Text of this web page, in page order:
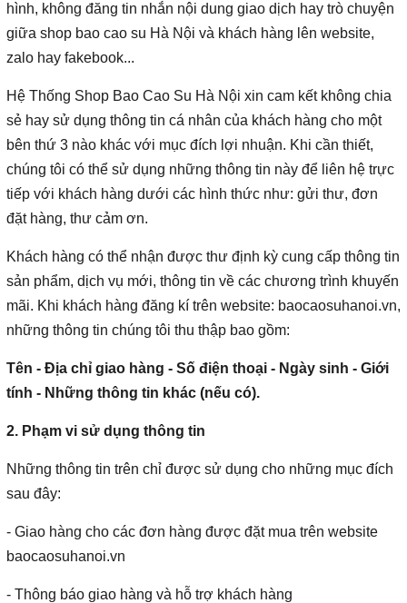
hình, không đăng tin nhắn nội dung giao dịch hay trò chuyện
giữa shop bao cao su Hà Nội và khách hàng lên website,
zalo hay fakebook...
Hệ Thống Shop Bao Cao Su Hà Nội xin cam kết không chia
sẻ hay sử dụng thông tin cá nhân của khách hàng cho một
bên thứ 3 nào khác với mục đích lợi nhuận. Khi cần thiết,
chúng tôi có thể sử dụng những thông tin này để liên hệ trực
tiếp với khách hàng dưới các hình thức như: gửi thư, đơn
đặt hàng, thư cảm ơn.
Khách hàng có thể nhận được thư định kỳ cung cấp thông tin
sản phẩm, dịch vụ mới, thông tin về các chương trình khuyến
mãi. Khi khách hàng đăng kí trên website: baocaosuhanoi.vn,
những thông tin chúng tôi thu thập bao gồm:
Tên - Địa chỉ giao hàng - Số điện thoại - Ngày sinh - Giới
tính - Những thông tin khác (nếu có).
2. Phạm vi sử dụng thông tin
Những thông tin trên chỉ được sử dụng cho những mục đích
sau đây:
- Giao hàng cho các đơn hàng được đặt mua trên website
baocaosuhanoi.vn
- Thông báo giao hàng và hỗ trợ khách hàng